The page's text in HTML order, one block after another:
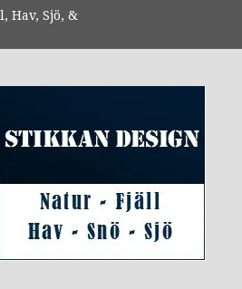
Hav, Sjö, &